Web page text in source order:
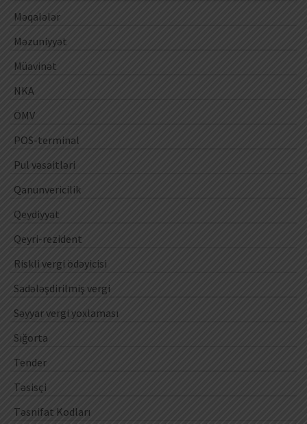
Məqalələr
Məzuniyyət
Müavinət
NKA
ÖMV
POS-terminal
Pul vəsaitləri
Qanunvericilik
Qeydiyyat
Qeyri-rezident
Riskli vergi ödəyicisi
Sadələşdirilmiş vergi
Səyyar vergi yoxlaması
Sığorta
Tender
Təsisçi
Təsnifat Kodları